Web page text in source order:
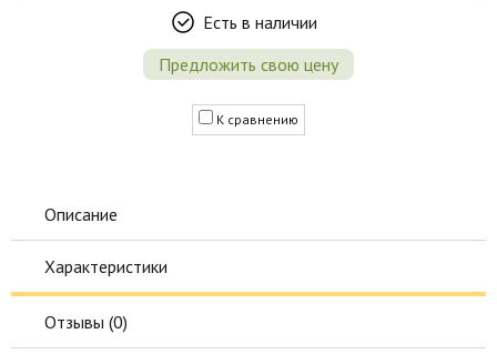
Есть в наличии
Предложить свою цену
К сравнению
Описание
Характеристики
Отзывы (0)